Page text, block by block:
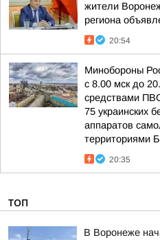
жители
региона
20:54
Минобороны
с 8.00 мск до
средствами
75 украинских
аппаратов
территориями
20:35
ТОП
В Воронеже